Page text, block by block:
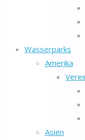
Wasserparks
Amerika
Asien